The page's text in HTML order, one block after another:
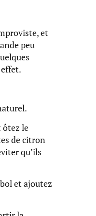
et
peu
ôtez le
de citron
qu’ils
et ajoutez